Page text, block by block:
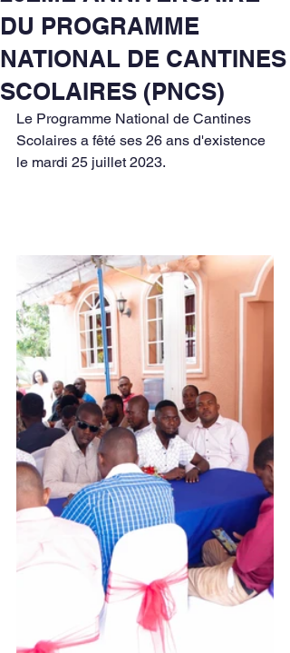
DU PROGRAMME
NATIONAL DE CANTINES
SCOLAIRES (PNCS)
Le Programme National de Cantines
Scolaires a fêté ses 26 ans d'existence
le mardi 25 juillet 2023.